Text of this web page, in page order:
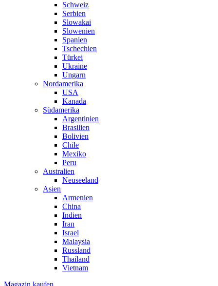
Schweiz
Serbien
Slowakai
Slowenien
Spanien
Tschechien
Türkei
Ukraine
Ungarn
Nordamerika
USA
Kanada
Südamerika
Argentinien
Brasilien
Bolivien
Chile
Mexiko
Peru
Australien
Neuseeland
Asien
Armenien
China
Indien
Iran
Israel
Malaysia
Russland
Thailand
Vietnam
Magazin kaufen